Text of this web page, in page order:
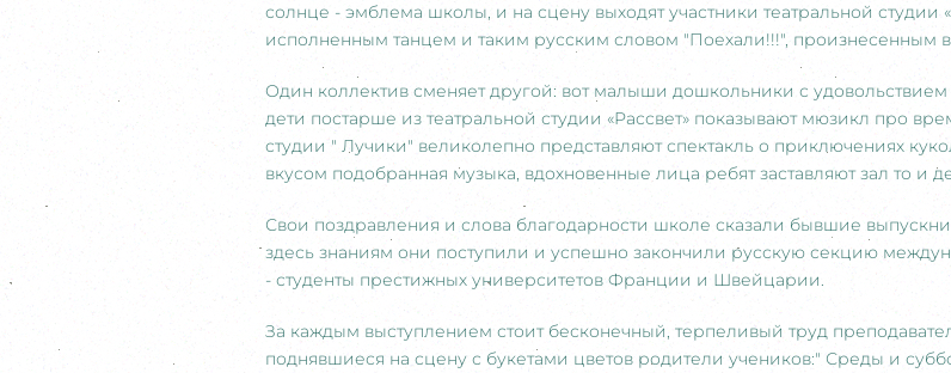
солнце - эмблема школы, и на сцену выходят участники театральной
исполненным танцем и таким русским словом "Поехали!!!", произнесенным
Один коллектив сменяет другой: вот малыши дошкольники с
дети постарше из театральной студии «Рассвет» показывают мюзикл про
студии " Лучики" великолепно представляют спектакль о приключениях
вкусом подобранная музыка, вдохновенные лица ребят заставляют зал то и
Свои поздравления и слова благодарности школе сказали бывшие
здесь знаниям они поступили и успешно закончили русскую секцию
- студенты престижных университетов Франции и Швейцарии.
За каждым выступлением стоит бесконечный, терпеливый труд
поднявшиеся на сцену с букетами цветов родители учеников:" Среды и